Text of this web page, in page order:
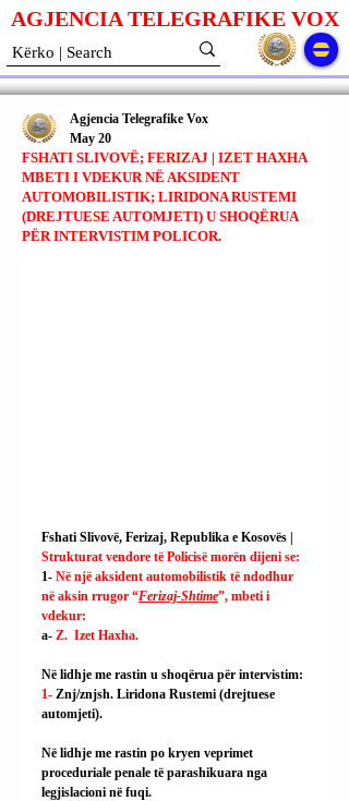
AGJENCIA TELEGRAFIKE VOX
FSHATI SLIVOVË; FERIZAJ | IZET HAXHA
MBETI I VDEKUR NË AKSIDENT
AUTOMOBILISTIK; LIRIDONA RUSTEMI
(DREJTUESE AUTOMJETI) U SHOQËRUA
PËR INTERVISTIM POLICOR.
Agjencia Telegrafike Vox
May 20
Fshati Slivovë, Ferizaj, Republika e Kosovës |
Strukturat vendore të Policisë morën dijeni se:
1- Në një aksident automobilistik të ndodhur
në aksin rrugor “Ferizaj-Shtime”, mbeti i
vdekur:
a- Z.  Izet Haxha.
Në lidhje me rastin u shoqërua për intervistim:
1- Znj/znjsh. Liridona Rustemi (drejtuese
automjeti).
Në lidhje me rastin po kryen veprimet
proceduriale penale të parashikuara nga
legjislacioni në fuqi.